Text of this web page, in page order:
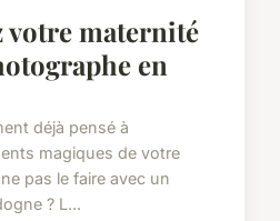
maternité
en
déjà pensé à
magiques de votre
pas le faire avec un
? L...